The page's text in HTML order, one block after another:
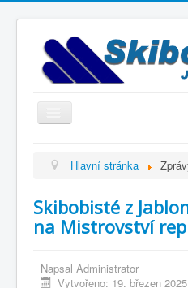
Přepnout
navigaci
Výbor a trenéři
Závodníci
Kontakty
Hlavní stránka
Skibobisté z
na Mistrovství
Napsal Administrator
Vytvořeno: 19. březen 2025